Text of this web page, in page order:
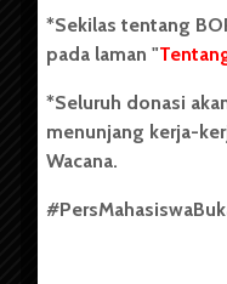
(USU). Sebelumnya
Unit Kegiatan
berdiri pada 1 Juli 1995.
Tentang Kami
*Sekilas tentang
pada laman "
*Seluruh donasi
menunjang kerja-
Wacana.